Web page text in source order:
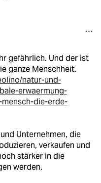
gefährlich. Und der ist
ganze Menschheit.
natur-und-
erwaermung-
die-erde-
Unternehmen, die
verkaufen und
stärker in die
werden.